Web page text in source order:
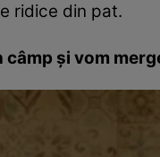
ridice din pat.
câmp şi vom